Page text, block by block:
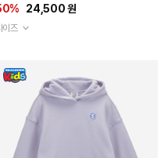
24,500 원
이즈